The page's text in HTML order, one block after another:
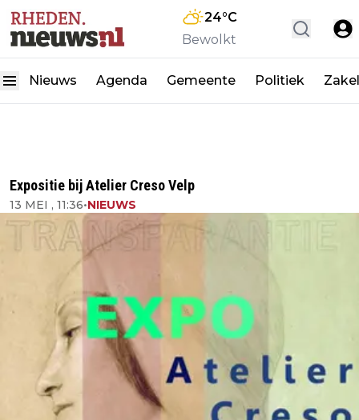
24°C
Bewolkt
Nieuws Agenda Gemeente Politiek
Expositie bij Atelier Creso Velp
13 MEI , 11:36•NIEUWS